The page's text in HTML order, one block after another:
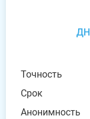
Точность
Срок
Анонимность